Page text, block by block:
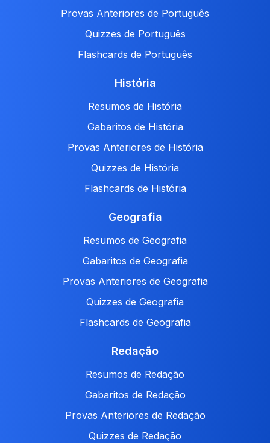
Provas Anteriores de Português
Quizzes de Português
Flashcards de Português
História
Resumos de História
Gabaritos de História
Provas Anteriores de História
Quizzes de História
Flashcards de História
Geografia
Resumos de Geografia
Gabaritos de Geografia
Provas Anteriores de Geografia
Quizzes de Geografia
Flashcards de Geografia
Redação
Resumos de Redação
Gabaritos de Redação
Provas Anteriores de Redação
Quizzes de Redação